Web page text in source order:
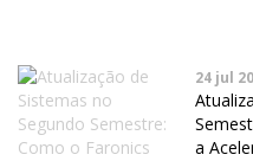
24 jul
a